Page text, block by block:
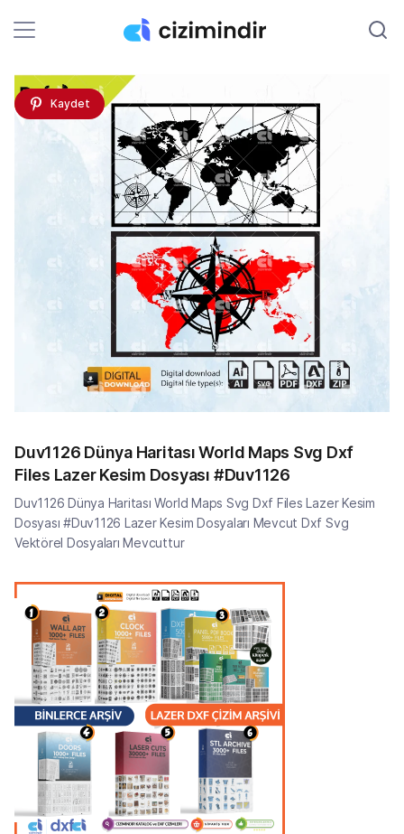
Kaydet
Duv1126 Dünya Haritası World Maps Svg Dxf
Files Lazer Kesim Dosyası #Duv1126
Duv1126 Dünya Haritası World Maps Svg Dxf Files Lazer Kesim
Dosyası #Duv1126 Lazer Kesim Dosyaları Mevcut Dxf Svg
Vektörel Dosyaları Mevcuttur